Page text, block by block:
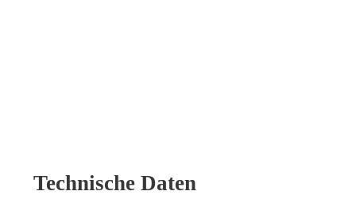
Technische Daten